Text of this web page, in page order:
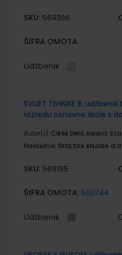
SKU: 569366
ŠIFRA OMOTA:
Udžbenik
SVIJET TEHNIKE 8;
razredu osnovne škole s
Autor(i): Čikeš Delić Kolarić
Nakladnik: ŠKOLSKA KNJIGA d.d.
SKU: 569195
ŠIFRA OMOTA: 500744
Udžbenik